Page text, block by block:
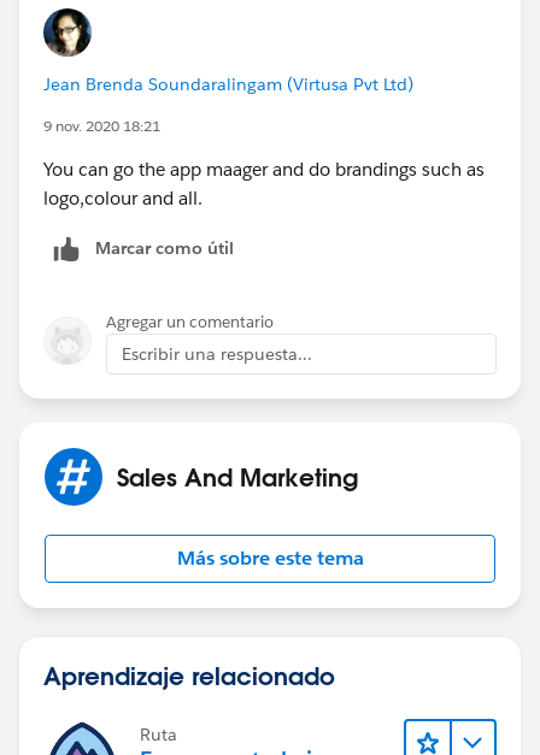
Jean Brenda Soundaralingam (Virtusa Pvt Ltd)
9 nov. 2020 18:21
You can go the app maager and do brandings such as
logo,colour and all.
Marcar como útil
Agregar un comentario
Escribir una respuesta...
Sales And Marketing
Más sobre este tema
Aprendizaje relacionado
Ruta